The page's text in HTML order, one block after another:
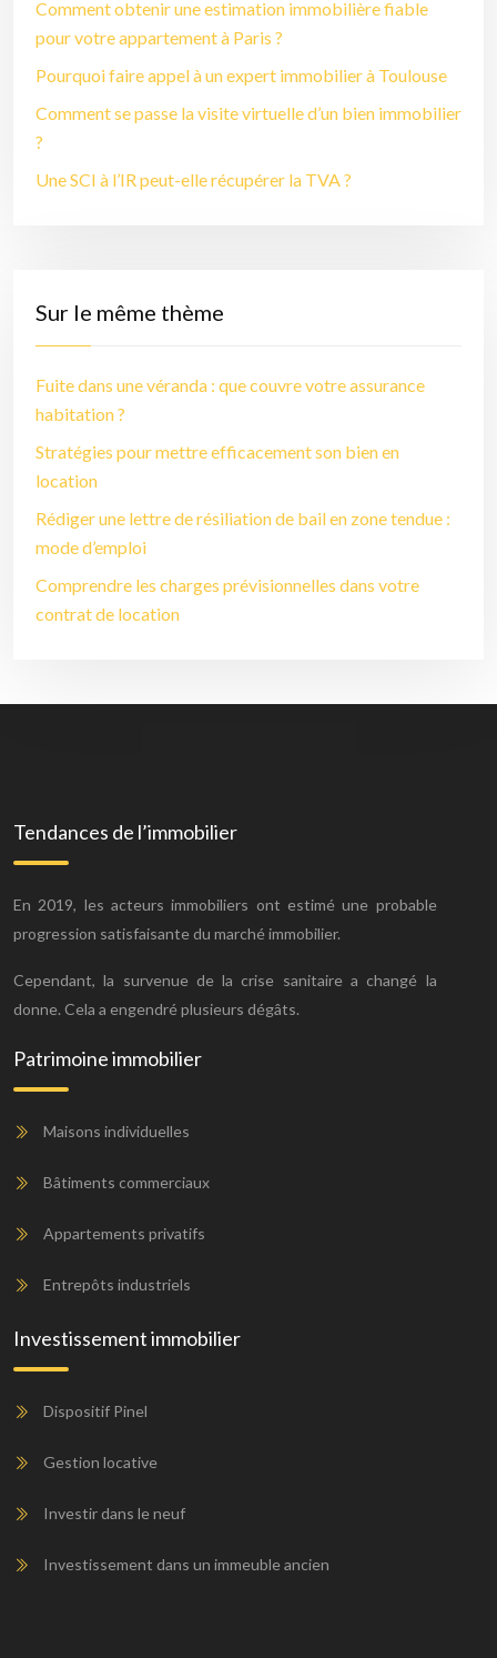
Comment obtenir une estimation immobilière fiable
pour votre appartement à Paris ?
Pourquoi faire appel à un expert immobilier à Toulouse
Comment se passe la visite virtuelle d’un bien immobilier
?
Une SCI à l’IR peut-elle récupérer la TVA ?
Sur le même thème
Fuite dans une véranda : que couvre votre assurance
habitation ?
Stratégies pour mettre efficacement son bien en
location
Rédiger une lettre de résiliation de bail en zone tendue :
mode d’emploi
Comprendre les charges prévisionnelles dans votre
contrat de location
Tendances de l’immobilier
En 2019, les acteurs immobiliers ont estimé une probable
progression satisfaisante du marché immobilier.
Cependant, la survenue de la crise sanitaire a changé la
donne. Cela a engendré plusieurs dégâts.
Patrimoine immobilier
Maisons individuelles
Bâtiments commerciaux
Appartements privatifs
Entrepôts industriels
Investissement immobilier
Dispositif Pinel
Gestion locative
Investir dans le neuf
Investissement dans un immeuble ancien